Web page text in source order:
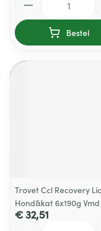
Bestel
Trovet Ccl Recovery
Hond&kat 6x190g Vmd
€ 32,51